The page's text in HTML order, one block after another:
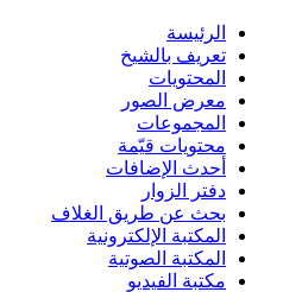
الرئيسة
تعريف بالشيخ
المحتويات
معرض الصور
المجموعات
محتويات قيّمة
أحدث الإضافات
دفتر الزوار
بحث عن طريق الغلاف
المكتبة الإلكترونية
المكتبة الصوتية
مكتبة الفيديو